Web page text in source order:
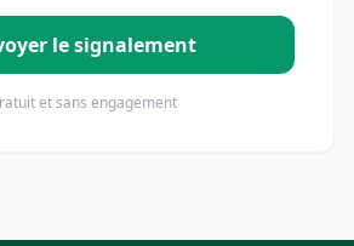
le signalement
et sans engagement